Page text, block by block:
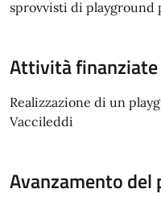
sprovvisti di playground
Attività finanziate
Realizzazione di un
Vaccileddi
Avanzamento